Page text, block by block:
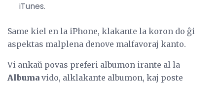
iTunes.
Same kiel en la iPhone, klakante la koron do ĝi
aspektas malplena denove malfavoraj kanto.
Vi ankaŭ povas preferi albumon irante al la
Albuma vido, alklakante albumon, kaj poste